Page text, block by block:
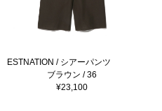
ESTNATION / シアーパンツ
ブラウン / 36
¥23,100